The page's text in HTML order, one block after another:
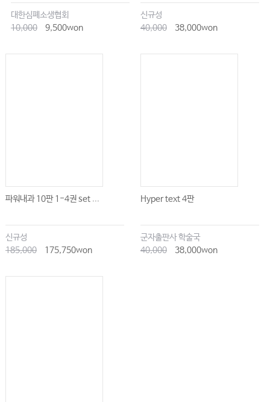
대한심폐소생협회
10,000
9,500won
신규성
40,000
38,000won
파워내과 10판 1-4권 set ...
신규성
185,000
175,750won
Hyper text 4판
군자출판사 학술국
40,000
38,000won